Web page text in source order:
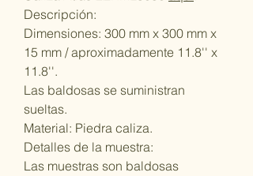
Descripción:
Dimensiones: 300 mm x 300 mm x
15 mm / aproximadamente 11.8'' x
11.8''.
Las baldosas se suministran
sueltas.
Material: Piedra caliza.
Detalles de la muestra:
Las muestras son baldosas